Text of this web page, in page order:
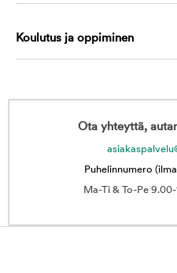
Koulutus ja oppiminen
Ota yhteyttä,
Puhelinnumero
Ma-Ti & To-Pe